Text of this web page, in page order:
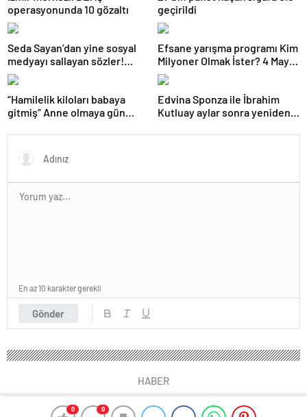
0 0
operasyonunda 10 gözaltı
geçirildi
Seda Sayan’dan yine sosyal
medyayı sallayan sözler!
Annesi ve ablası meğer…
Efsane yarışma programı Kim
Milyoner Olmak İster? 4 Mayıs
Pazar akşamı atv
ekranlarında!
“Hamilelik kiloları babaya
gitmiş” Anne olmaya gün
görünümüyle gündem oldu!
Edvina Sponza ile İbrahim
Kutluay aylar sonra yeniden
demişti…
Gönder
En az 10 karakter gerekli
HABER